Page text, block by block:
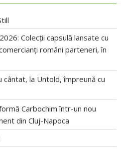
Colecții capsulă lansate cu
români parteneri, în
la Untold, împreună cu
Carbochim într-un nou
din Cluj-Napoca